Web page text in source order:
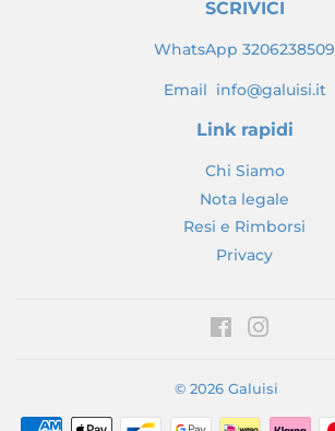
SCRIVICI
WhatsApp 3206238509
Email info@galuisi.it
Link rapidi
Chi Siamo
Nota legale
Resi e Rimborsi
Privacy
Facebook
© 2026 Galuisi